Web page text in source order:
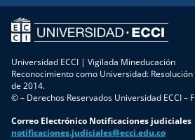
Universidad ECCI | Vigilada Mineducación
Reconocimiento como Universidad:
de 2014.
© – Derechos Reservados Universidad ECCI –
Correo Electrónico Notificaciones judiciales
notificaciones.judiciales@ecci.edu.co